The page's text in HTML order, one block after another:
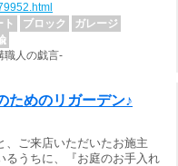
ト ブロック
ガレージ
人の戯言-
ためのリガーデン♪
、ご来店いただいたお施主
るうちに、『お庭のお手入れ